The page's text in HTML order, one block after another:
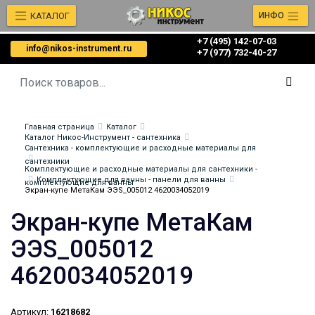
info@nikos-instrument.ru
+7 (495) 142-07-03
‎‎+7 (977) 732-40-27
КАТАЛОГ ИНФО
Главная страница
Каталог
Каталог Никос-Инструмент - сантехника
Сантехника - комплектующие и расходные материалы для
сантехники
Комплектующие и расходные материалы для сантехники -
комплектующие для ванны
Комплектующие для ванны - панели для ванны
Экран-купе МетаКам ЭЭS_005012 4620034052019
Экран-купе МетаКам
ЭЭS_005012
4620034052019
Артикул: 16218682